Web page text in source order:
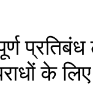
के